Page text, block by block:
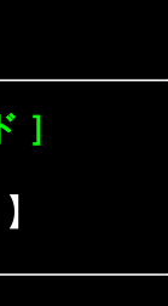
］
】